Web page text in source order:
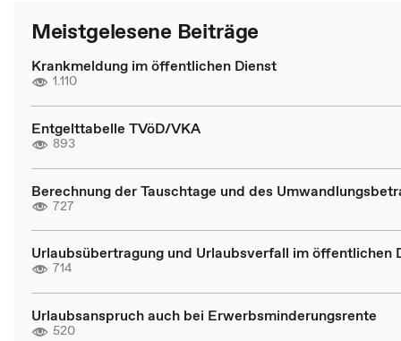
Meistgelesene Beiträge
Krankmeldung im öffentlichen Dienst
1.110
Entgelttabelle TVöD/VKA
893
Berechnung der Tauschtage und des
727
Urlaubsübertragung und Urlaubsverfall im öffentlichen
714
Urlaubsanspruch auch bei Erwerbsminderungsrente
520